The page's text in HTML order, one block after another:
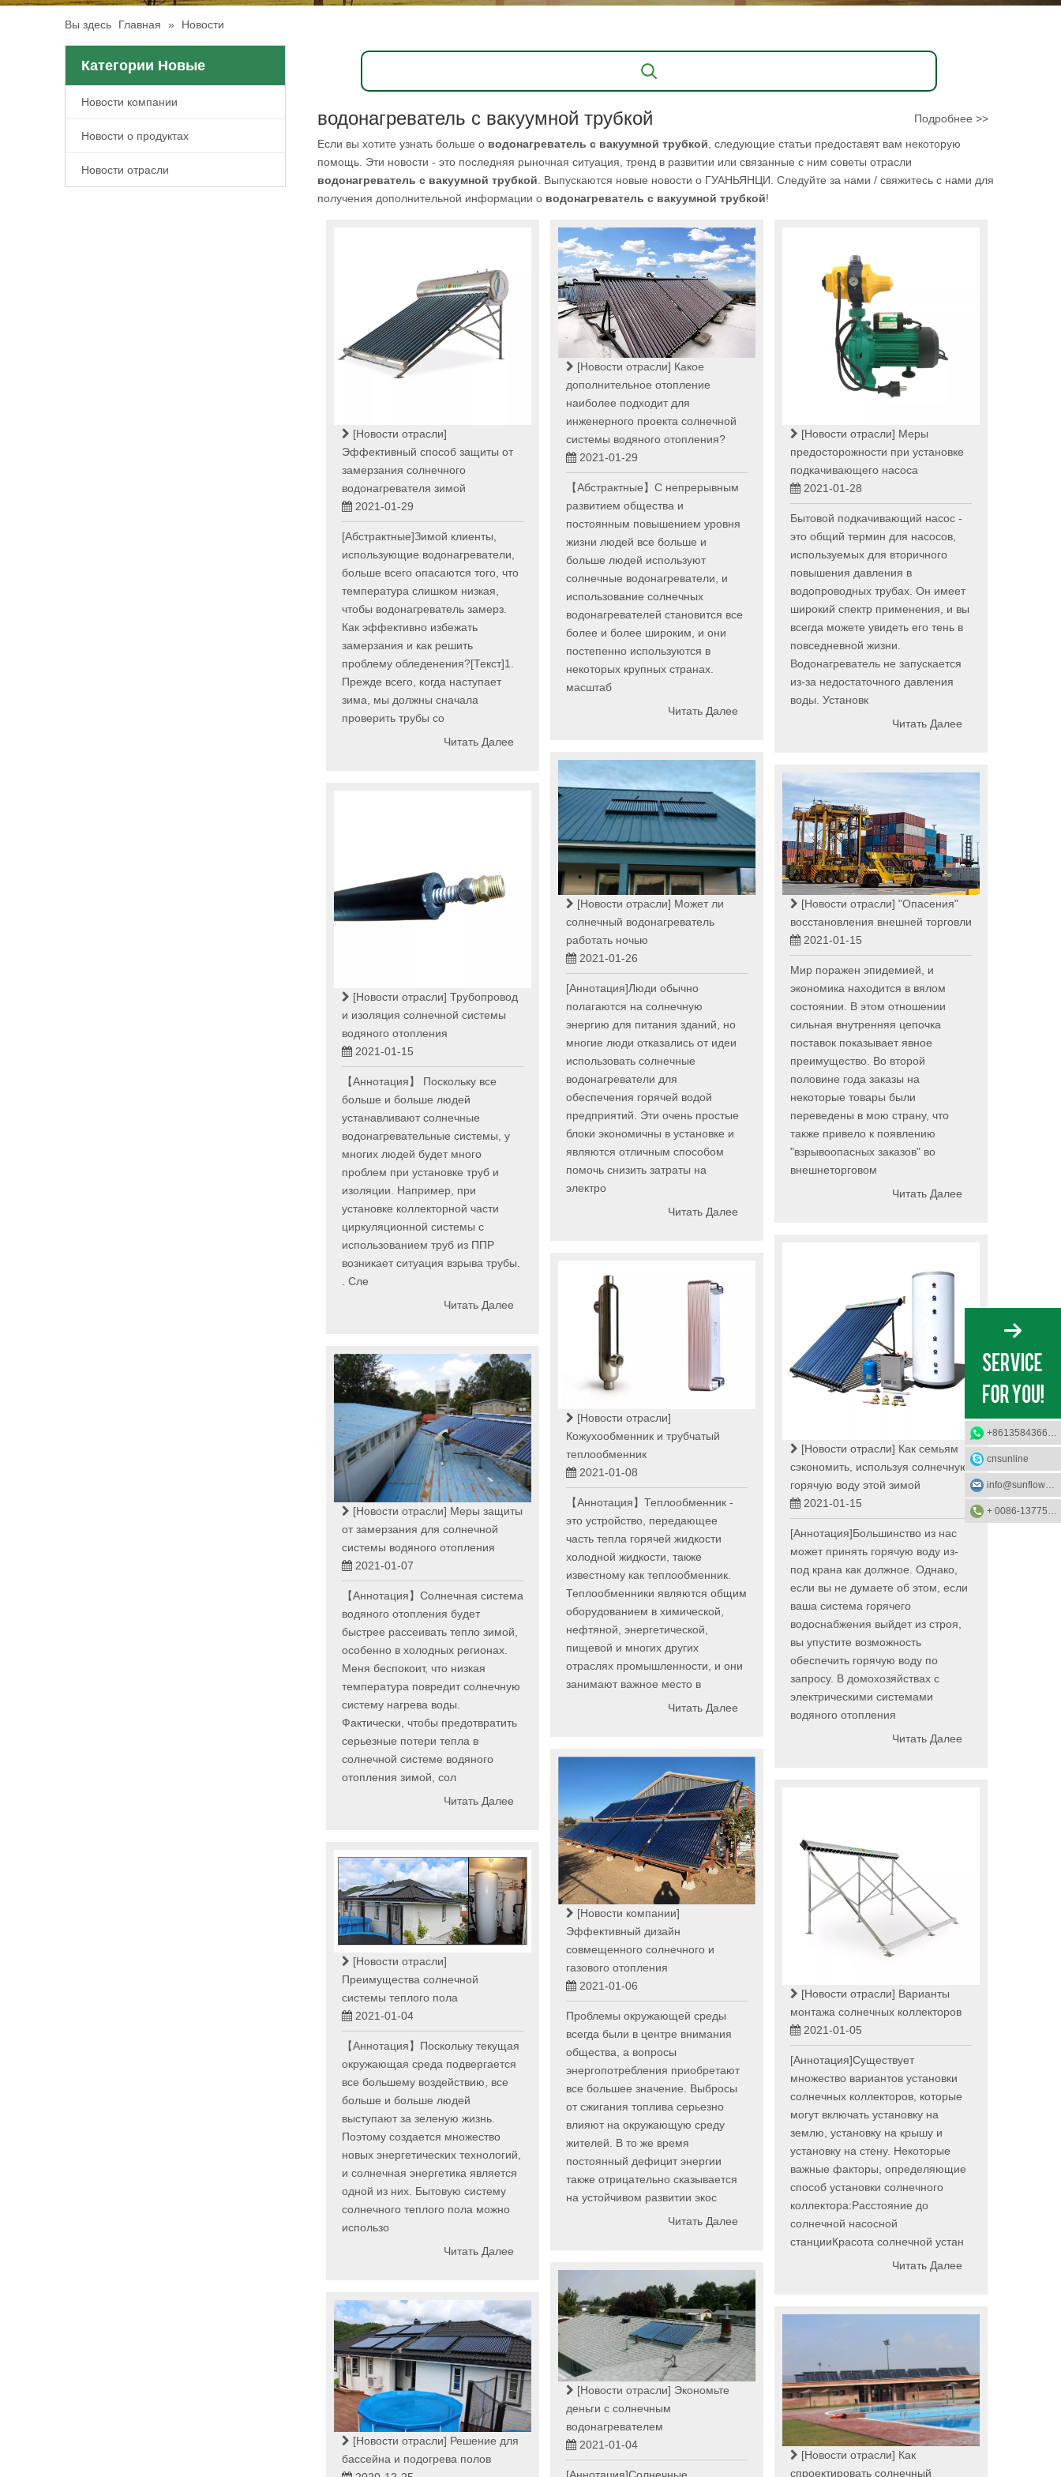
Вы здесь Главная » Новости
Категории Новые
Новости компании
Новости о продуктах
Новости отрасли
водонагреватель с вакуумной трубкой Подробнее >>
Если вы хотите узнать больше о водонагреватель с вакуумной трубкой , следующие статьи предоставят вам некоторую
помощь. Эти новости - это последняя рыночная ситуация, тренд в развитии или связанные с ним советы отрасли
водонагреватель с вакуумной трубкой . Выпускаются новые новости о ГУАНЬЯНЦИ. Следуйте за нами / свяжитесь с нами для
получения дополнительной информации о водонагреватель с вакуумной трубкой!
[Новости отрасли]
Эффективный способ защиты от
замерзания солнечного
водонагревателя зимой
2021-01-29
[Абстрактные]Зимой клиенты,
использующие водонагреватели,
больше всего опасаются того, что
температура слишком низкая,
чтобы водонагреватель замерз.
Как эффективно избежать
замерзания и как решить
проблему обледенения?[Текст]1.
Прежде всего, когда наступает
зима, мы должны сначала
проверить трубы со
Читать Далее
[Новости отрасли] Какое
дополнительное отопление
наиболее подходит для
инженерного проекта солнечной
системы водяного отопления?
2021-01-29
【Абстрактные】С непрерывным
развитием общества и
постоянным повышением уровня
жизни людей все больше и
больше людей используют
солнечные водонагреватели, и
использование солнечных
водонагревателей становится все
более и более широким, и они
постепенно используются в
некоторых крупных странах.
масштаб
Читать Далее
[Новости отрасли] Меры
предосторожности при установке
подкачивающего насоса
2021-01-28
Бытовой подкачивающий насос -
это общий термин для насосов,
используемых для вторичного
повышения давления в
водопроводных трубах. Он имеет
широкий спектр применения, и вы
всегда можете увидеть его тень в
повседневной жизни.
Водонагреватель не запускается
из-за недостаточного давления
воды. Установк
Читать Далее
[Новости отрасли] Может ли
солнечный водонагреватель
работать ночью
2021-01-26
[Аннотация]Люди обычно
полагаются на солнечную
энергию для питания зданий, но
многие люди отказались от идеи
использовать солнечные
водонагреватели для
обеспечения горячей водой
предприятий. Эти очень простые
блоки экономичны в установке и
являются отличным способом
помочь снизить затраты на
электро
Читать Далее
[Новости отрасли] "Опасения"
восстановления внешней торговли
2021-01-15
Мир поражен эпидемией, и
экономика находится в вялом
состоянии. В этом отношении
сильная внутренняя цепочка
поставок показывает явное
преимущество. Во второй
половине года заказы на
некоторые товары были
переведены в мою страну, что
также привело к появлению
"взрывоопасных заказов" во
внешнеторговом
Читать Далее
[Новости отрасли] Трубопровод
и изоляция солнечной системы
водяного отопления
2021-01-15
【Аннотация】 Поскольку все
больше и больше людей
устанавливают солнечные
водонагревательные системы, у
многих людей будет много
проблем при установке труб и
изоляции. Например, при
установке коллекторной части
циркуляционной системы с
использованием труб из ППР
возникает ситуация взрыва трубы.
. Сле
Читать Далее
[Новости отрасли] Как семьям
сэкономить, используя солнечную
горячую воду этой зимой
2021-01-15
[Аннотация]Большинство из нас
может принять горячую воду из-
под крана как должное. Однако,
если вы не думаете об этом, если
ваша система горячего
водоснабжения выйдет из строя,
вы упустите возможность
обеспечить горячую воду по
запросу. В домохозяйствах с
электрическими системами
водяного отопления
Читать Далее
[Новости отрасли]
Кожухообменник и трубчатый
теплообменник
2021-01-08
【Аннотация】Теплообменник -
это устройство, передающее
часть тепла горячей жидкости
холодной жидкости, также
известному как теплообменник.
Теплообменники являются общим
оборудованием в химической,
нефтяной, энергетической,
пищевой и многих других
отраслях промышленности, и они
занимают важное место в
Читать Далее
[Новости отрасли] Меры защиты
от замерзания для солнечной
системы водяного отопления
2021-01-07
【Аннотация】Солнечная система
водяного отопления будет
быстрее рассеивать тепло зимой,
особенно в холодных регионах.
Меня беспокоит, что низкая
температура повредит солнечную
систему нагрева воды.
Фактически, чтобы предотвратить
серьезные потери тепла в
солнечной системе водяного
отопления зимой, сол
Читать Далее
[Новости компании]
Эффективный дизайн
совмещенного солнечного и
газового отопления
2021-01-06
Проблемы окружающей среды
всегда были в центре внимания
общества, а вопросы
энергопотребления приобретают
все большее значение. Выбросы
от сжигания топлива серьезно
влияют на окружающую среду
жителей. В то же время
постоянный дефицит энергии
также отрицательно сказывается
на устойчивом развитии экос
Читать Далее
[Новости отрасли] Варианты
монтажа солнечных коллекторов
2021-01-05
[Аннотация]Существует
множество вариантов установки
солнечных коллекторов, которые
могут включать установку на
землю, установку на крышу и
установку на стену. Некоторые
важные факторы, определяющие
способ установки солнечного
коллектора:Расстояние до
солнечной насосной
станцииКрасота солнечной устан
Читать Далее
[Новости отрасли]
Преимущества солнечной
системы теплого пола
2021-01-04
【Аннотация】Поскольку текущая
окружающая среда подвергается
все большему воздействию, все
больше и больше людей
выступают за зеленую жизнь.
Поэтому создается множество
новых энергетических технологий,
и солнечная энергетика является
одной из них. Бытовую систему
солнечного теплого пола можно
использо
Читать Далее
[Новости отрасли] Экономьте
деньги с солнечным
водонагревателем
2021-01-04
[Аннотация]Солнечные
[Новости отрасли] Решение для
бассейна и подогрева полов
[Новости отрасли] Как
спроектировать солнечный
+8613584366733
cnsunline
info@sunflower-solar.com
+ 0086-13775232023